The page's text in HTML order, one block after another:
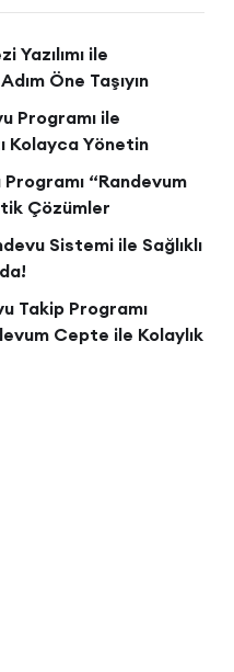
Yazılımı ile
Öne Taşıyın
Programı ile
Kolayca Yönetin
“Randevum
Çözümler
Sistemi ile Sağlıklı
Takip Programı
Cepte ile Kolaylık